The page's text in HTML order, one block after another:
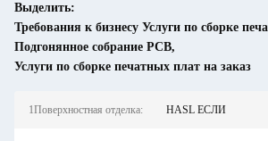
Выделить:
Требования к бизнесу Услуги по сборке
Подгонянное собрание PCB,
Услуги по сборке печатных плат на заказ
1Поверхностная отделка: HASL ЕСЛИ